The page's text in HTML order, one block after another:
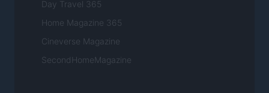
Day Travel 365
Home Magazine 365
Cineverse Magazine
SecondHomeMagazine